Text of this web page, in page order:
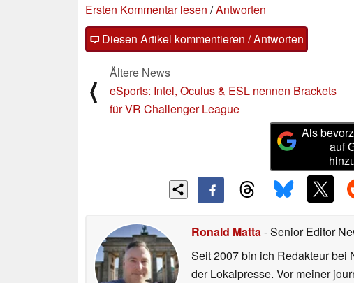
Ersten Kommentar lesen /Antworten
Diesen Artikel kommentieren / Antworten
⟨
Ältere News
eSports: Intel, Oculus & ESL nennen Brackets
für VR Challenger League
Als
auf
Ronald Matta- Senior Editor
Seit 2007 bin ich Redakteur bei
der Lokalpresse. Vor meiner